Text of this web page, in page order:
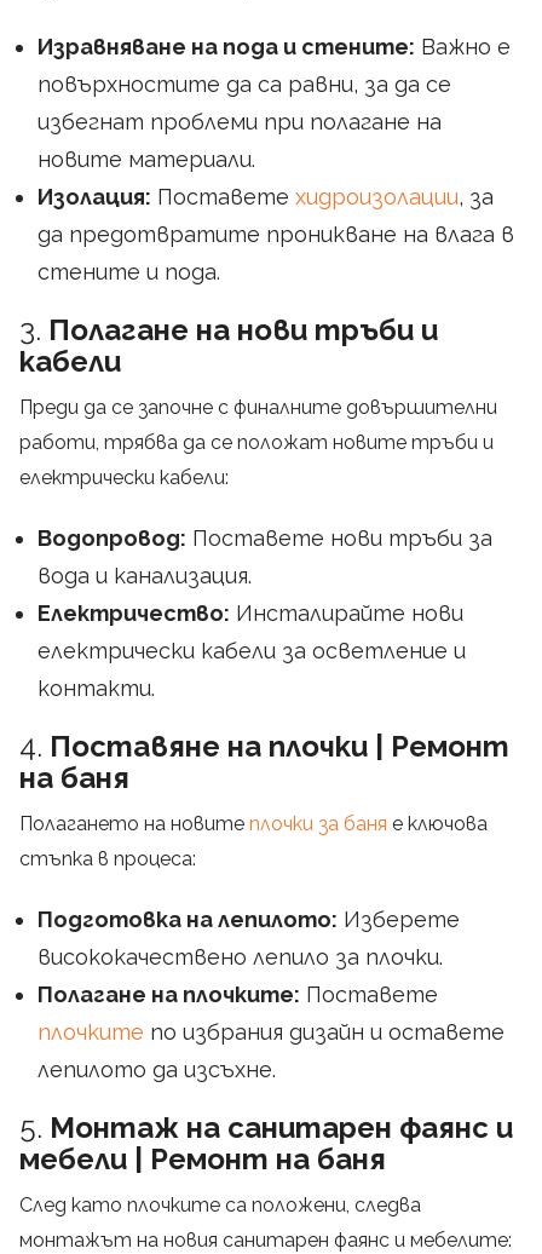
Изравняване на пода и стените: Важно е
повърхностите да са равни, за да се
избегнат проблеми при полагане на
новите материали.
Изолация: Поставете хидроизолации, за
да предотвратите проникване на влага в
стените и пода.
3. Полагане на нови тръби и
кабели
Преди да се започне с финалните довършителни
работи, трябва да се положат новите тръби и
електрически кабели:
Водопровод: Поставете нови тръби за
вода и канализация.
Електричество: Инсталирайте нови
електрически кабели за осветление и
контакти.
4. Поставяне на плочки | Ремонт
на баня
Полагането на новите плочки за баня е ключова
стъпка в процеса:
Подготовка на лепилото: Изберете
висококачествено лепило за плочки.
Полагане на плочките: Поставете
плочките по избрания дизайн и оставете
лепилото да изсъхне.
5. Монтаж на санитарен фаянс и
мебели | Ремонт на баня
След като плочките са положени, следва
монтажът на новия санитарен фаянс и мебелите: